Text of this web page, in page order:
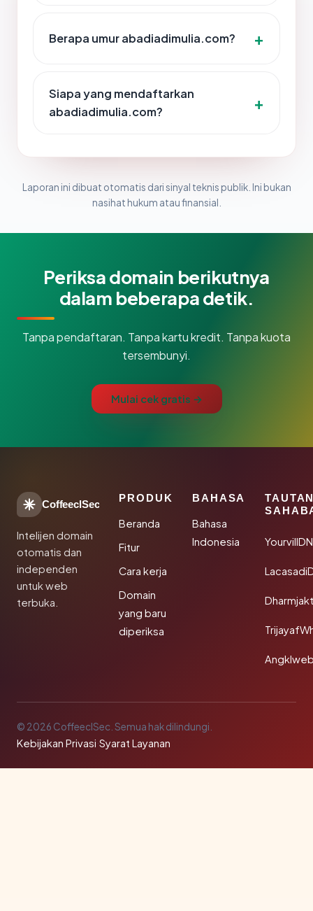
Berapa umur abadiadimulia.com?
Siapa yang mendaftarkan
abadiadimulia.com?
Laporan ini dibuat otomatis dari sinyal teknis publik. Ini bukan
nasihat hukum atau finansial.
Periksa domain berikutnya
dalam beberapa detik.
Tanpa pendaftaran. Tanpa kartu kredit. Tanpa kuota
tersembunyi.
Mulai cek gratis →
CoffeeclSec
Intelijen domain
otomatis dan
independen
untuk web
terbuka.
PRODUK
Beranda
Fitur
Cara kerja
Domain
yang baru
diperiksa
BAHASA
Bahasa
Indonesia
© 2026 CoffeeclSec. Semua hak dilindungi.
Kebijakan Privasi·Syarat Layanan